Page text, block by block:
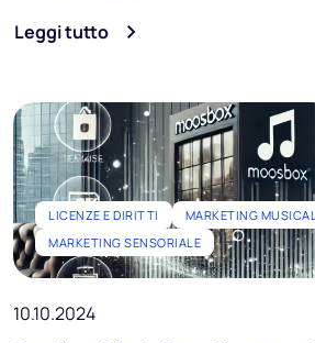
Leggi tutto
LICENZE E DIRITTI
MARKETING
MARKETING SENSORIALE
10.10.2024